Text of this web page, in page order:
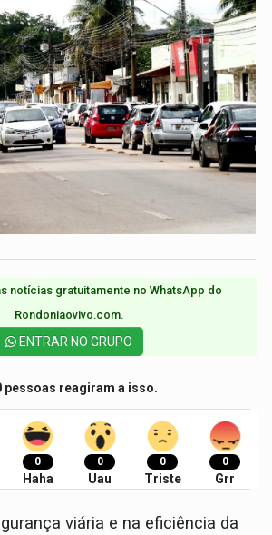
notícias gratuitamente no WhatsApp do
Rondoniaovivo.com.​
ENTRAR NO GRUPO
pessoas reagiram a isso.
0
Haha
0
Uau
0
Triste
0
Grr
viária e na eficiência da